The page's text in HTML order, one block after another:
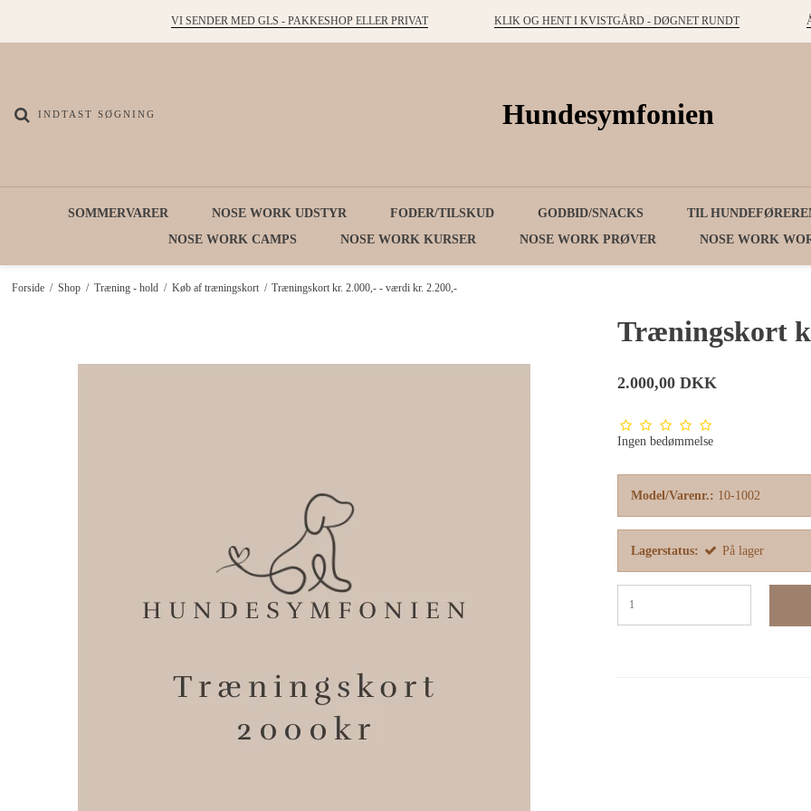
VI SENDER MED GLS - PAKKESHOP ELLER PRIVAT KLIK OG HENT I KVISTGÅRD - DØGNET RUNDT
Hundesymfonien
SOMMERVARER NOSE WORK UDSTYR FODER/TILSKUD GODBID/SNACKS
TIL
NOSE WORK CAMPS
NOSE WORK KURSER NOSE WORK PRØVER NOSE WORK
Forside / Shop / Træning - hold / Køb af træningskort / Træningskort kr. 2.000,- - værdi kr. 2.200,-
Træningskort
2.000,00 DKK
Ingen bedømmelse
Model/Varenr.: 10-1002
Lagerstatus: På lager